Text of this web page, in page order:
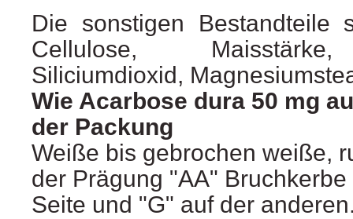
Die sonstigen Bestandteile
Cellulose,
Siliciumdioxid,
Wie Acarbose dura 50 mg
der Packung
Weiße bis gebrochen weiße,
der Prägung "AA"
Seite und "G" auf der